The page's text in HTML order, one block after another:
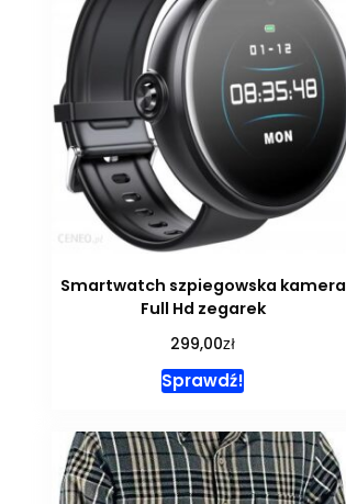
Smartwatch szpiegowska kamera
Full Hd zegarek
299,00zł
Sprawdź!